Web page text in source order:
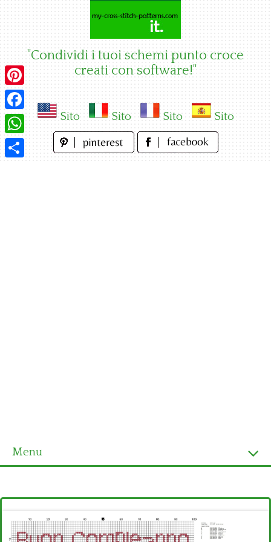
"Condividi i tuoi schemi punto croce
creati con software!"
Sito Sito Sito Sito
Menu
Ultimi schemi
Alfabeto
Pinterest
Facebook
WhatsApp